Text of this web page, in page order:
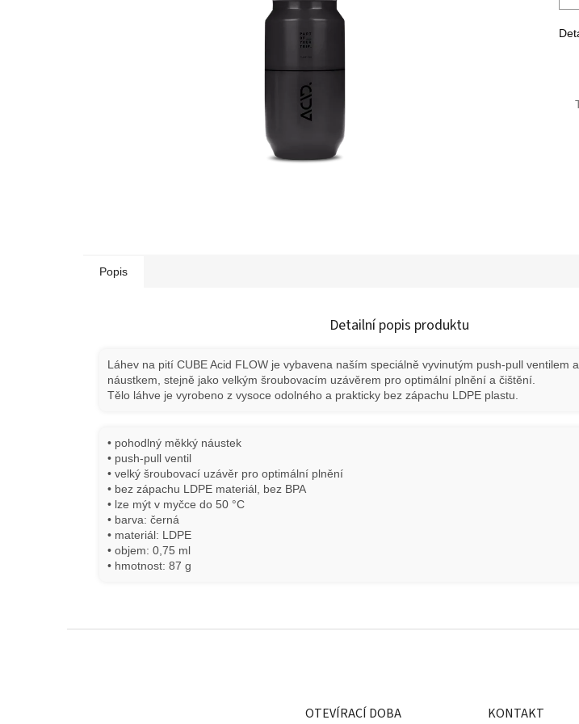
Popis
Detailní popis produktu
Láhev na pití CUBE Acid FLOW je vybavena naším speciálně vyvinutým push-pull ventilem
náustkem, stejně jako velkým šroubovacím uzávěrem pro optimální plnění a čištění.
Tělo láhve je vyrobeno z vysoce odolného a prakticky bez zápachu LDPE plastu.
• pohodlný měkký náustek
• push-pull ventil
• velký šroubovací uzávěr pro optimální plnění
• bez zápachu LDPE materiál, bez BPA
• lze mýt v myčce do 50 °C
• barva: černá
• materiál: LDPE
• objem: 0,75 ml
• hmotnost: 87 g
OTEVÍRACÍ DOBA KONTAKT